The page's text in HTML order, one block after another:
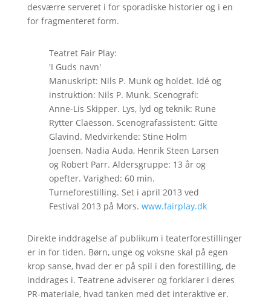
desværre serveret i for sporadiske historier og i en
for fragmenteret form.
Teatret Fair Play:
'I Guds navn'
Manuskript: Nils P. Munk og holdet. Idé og
instruktion: Nils P. Munk. Scenografi:
Anne-Lis Skipper. Lys, lyd og teknik: Rune
Rytter Claësson. Scenografassistent: Gitte
Glavind. Medvirkende: Stine Holm
Joensen, Nadia Auda, Henrik Steen Larsen
og Robert Parr. Aldersgruppe: 13 år og
opefter. Varighed: 60 min.
Turneforestilling. Set i april 2013 ved
Festival 2013 på Mors. www.fairplay.dk
Direkte inddragelse af publikum i teaterforestillinger
er in for tiden. Børn, unge og voksne skal på egen
krop sanse, hvad der er på spil i den forestilling, de
inddrages i. Teatrene adviserer og forklarer i deres
PR-materiale, hvad tanken med det interaktive er.